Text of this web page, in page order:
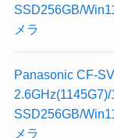
SSD256GB/
メラ
Panasonic CF-
SSD256GB/
メラ